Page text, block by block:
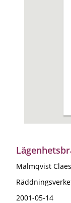
Malmqvist Claes
2001-05-14